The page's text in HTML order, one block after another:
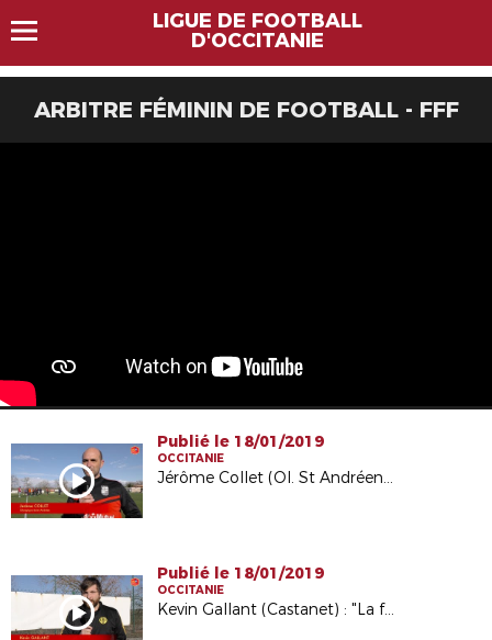
LIGUE DE FOOTBALL
D'OCCITANIE
ARBITRE FÉMININ DE FOOTBALL - FFF
Publié le 18/01/2019
OCCITANIE
Jérôme Collet (Ol. St Andréen) : "L'entraide est intéressante"
Publié le 18/01/2019
OCCITANIE
Kevin Gallant (Castanet) : "La formation est enrichissante"